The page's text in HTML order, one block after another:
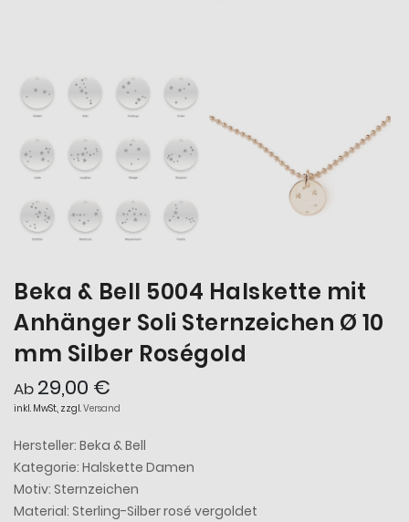
Beka & Bell 5004 Halskette mit
Anhänger Soli Sternzeichen Ø 10
mm Silber Roségold
Ab 29,00 €
inkl. MwSt., zzgl.Versand
Hersteller: Beka & Bell
Kategorie: Halskette Damen
Motiv: Sternzeichen
Material: Sterling-Silber rosé vergoldet